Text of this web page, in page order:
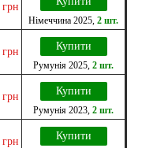
грн
Німеччина 2025 2 шт.
грн Купити
Румунія 2025 2 шт.
грн Купити
Румунія 2023 2 шт.
грн Купити